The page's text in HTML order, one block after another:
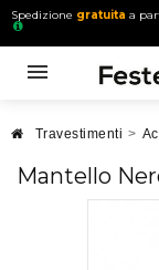
Spedizione gratuita a
Travestimenti >
Mantello